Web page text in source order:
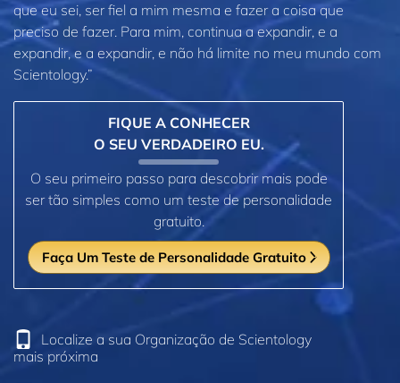
que eu sei, ser fiel a mim mesma e fazer a coisa que
preciso de fazer. Para mim, continua a expandir, e a
expandir, e a expandir, e não há limite no meu mundo com
Scientology.”
FIQUE A CONHECER
O SEU VERDADEIRO EU.
O seu primeiro passo para descobrir mais pode
ser tão simples como um teste de personalidade
gratuito.
Faça Um Teste de Personalidade Gratuito
Localize a sua Organização de Scientology
mais próxima